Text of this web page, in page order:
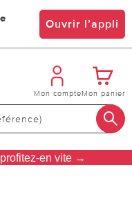
Ouvrir l’appli
Mon compteMon panier
en vite →